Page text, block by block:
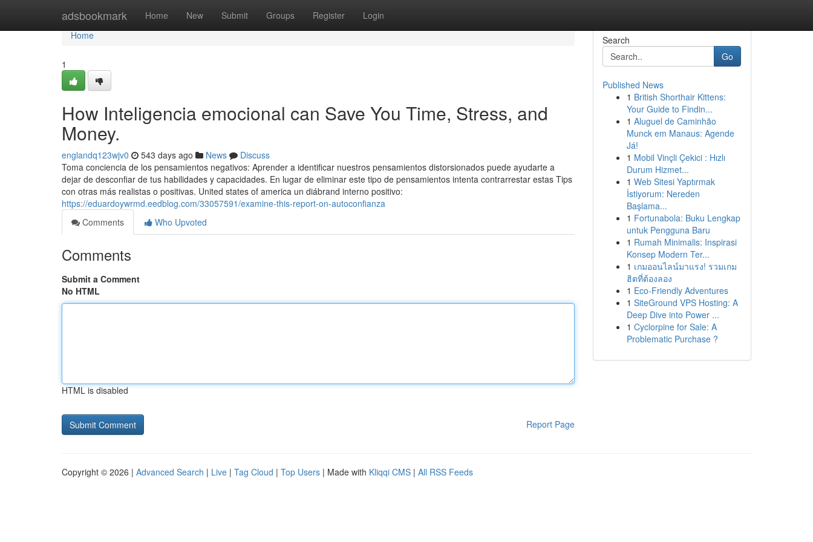
adsbookmark Home New Submit Groups Register Login
Home
Home
1
How Inteligencia emocional can Save You Time, Stress, and
Money.
englandq123wjv0 543 days ago News
Discuss
Toma conciencia de los pensamientos negativos: Aprender a identificar nuestros pensamientos distorsionados puede ayudarte a
dejar de desconfiar de tus habilidades y capacidades. En lugar de eliminar este tipo de pensamientos intenta contrarrestar estas Tips
con otras más realistas o positivas. United states of america un diábrand interno positivo:
https://eduardoywrmd.eedblog.com/33057591/examine-this-report-on-autoconfianza
Comments
Who Upvoted
Comments
Submit a Comment
No HTML
HTML is disabled
Report Page
Search
Go
Published News
1 British Shorthair Kittens:
Your Guide to Findin...
1 Aluguel de Caminhão
Munck em Manaus: Agende
Já!
1 Mobil Vinçli Çekici : Hızlı
Durum Hizmet...
1 Web Sitesi Yaptırmak
İstiyorum: Nereden
Başlama...
1 Fortunabola: Buku Lengkap
untuk Pengguna Baru
1 Rumah Minimalis: Inspirasi
Konsep Modern Ter...
1 เกมออนไลน์มาแรง! รวมเกม
ฮิตที่ต้องลอง
1 Eco-Friendly Adventures
1 SiteGround VPS Hosting: A
Deep Dive into Power ...
1 Cyclorpine for Sale: A
Problematic Purchase ?
Copyright © 2026 | Advanced Search | Live | Tag Cloud | Top Users | Made with Kliqqi CMS | All RSS Feeds